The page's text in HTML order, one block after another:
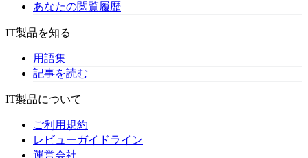
あなたの閲覧履歴
IT製品を知る
用語集
記事を読む
IT製品について
ご利用規約
レビューガイドライン
運営会社